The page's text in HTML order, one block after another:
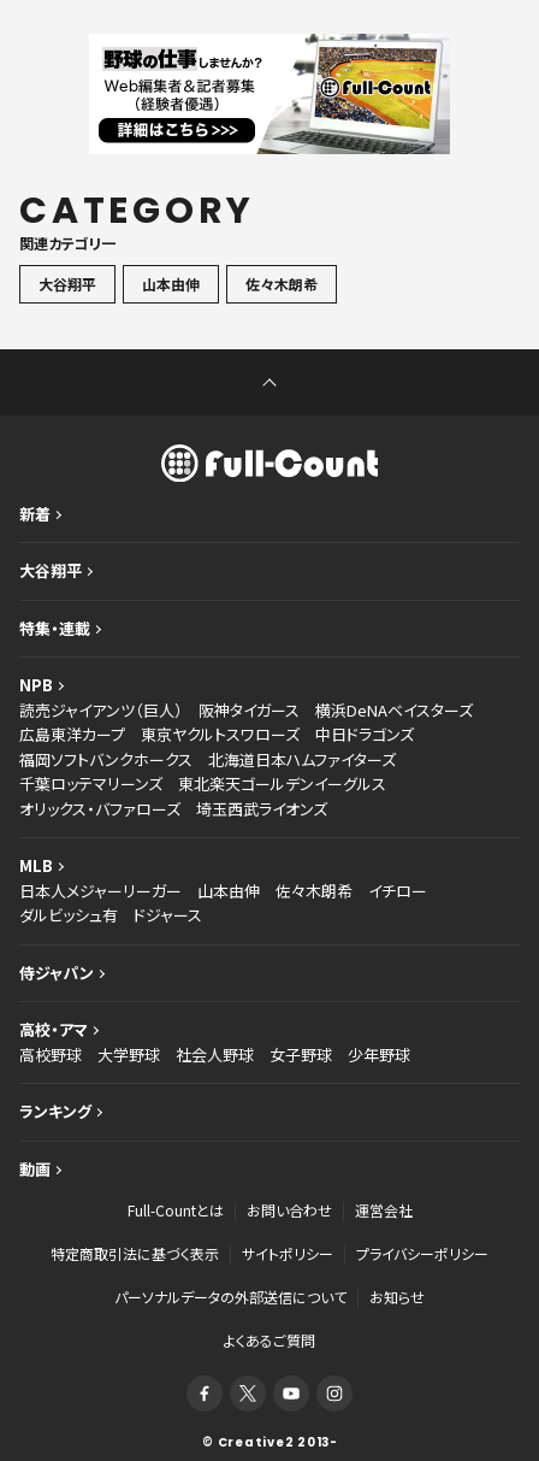
CATEGORY
関連カテゴリ一
大谷翔平
山本由伸 佐々木朗希
新着
大谷翔平
特集・連載
NPB
読売ジャイアンツ（巨人）
阪神タイガース
横浜DeNAベイスターズ
広島東洋カープ
東京ヤクルトスワローズ
中日ドラゴンズ
福岡ソフトバンクホークス
北海道日本ハムファイターズ
千葉ロッテマリーンズ
東北楽天ゴールデンイーグルス
オリックス・バファローズ
埼玉西武ライオンズ
MLB
日本人メジャーリーガー
山本由伸 佐々木朗希
イチロー
ダルビッシュ有
ドジャース
侍ジャパン
高校・アマ
高校野球
大学野球 社会人野球 女子野球 少年野球
ランキング
動画
Full-Countとは お問い合わせ 運営会社
特定商取引法に基づく表示 サイトポリシー プライバシーポリシー
パーソナルデータの外部送信について お知らせ
よくあるご質問
© Creative2 2013-